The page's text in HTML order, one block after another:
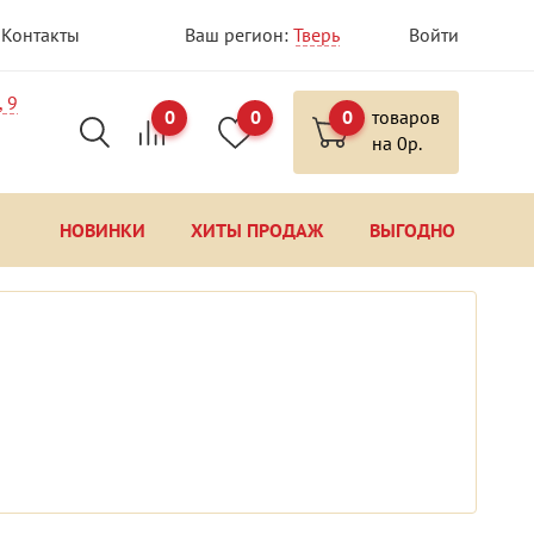
Контакты Ваш регион: Тверь Войти
9
0 0 0
товаров
на 0р.
НОВИНКИ ХИТЫ ПРОДАЖ ВЫГОДНО